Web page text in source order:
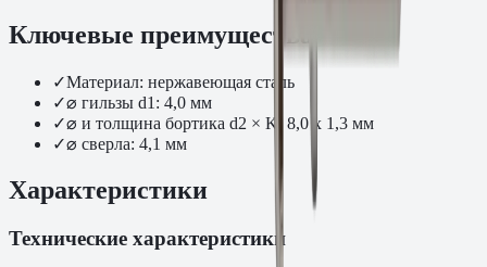
Ключевые преимущества
✓Материал: нержавеющая сталь
✓⌀ гильзы d1: 4,0 мм
✓⌀ и толщина бортика d2 × K: 8,0 x 1,3 мм
✓⌀ сверла: 4,1 мм
Характеристики
Технические характеристики